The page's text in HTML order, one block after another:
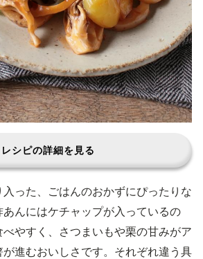
レシピの詳細を見る
った、ごはんのおかずにぴったりな
んにはケチャップが入っているの
やすく、さつまいもや栗の甘みがア
進むおいしさです。それぞれ違う具